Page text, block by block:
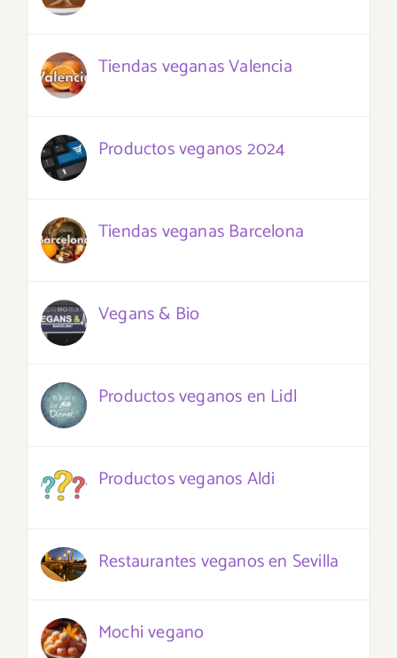
Tiendas veganas Valencia
Productos veganos 2024
Tiendas veganas Barcelona
Vegans & Bio
Productos veganos en Lidl
Productos veganos Aldi
Restaurantes veganos en Sevilla
Mochi vegano